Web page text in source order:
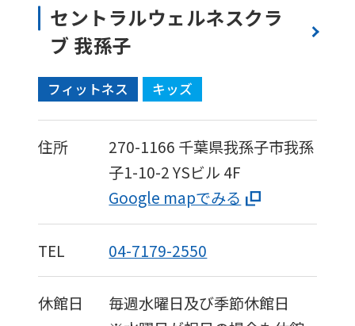
セントラルウェルネスクラ
ブ 我孫子
フィットネス キッズ
住所 270-1166 千葉県我孫子市我孫
子1-10-2YSビル 4F
Google mapでみる
TEL 04-7179-2550
休館日
毎週水曜日及び季節休館日
the
However,
you
use
an
automatic
translation
service,
the
Japanese